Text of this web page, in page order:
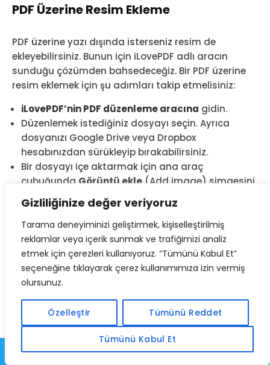
Gizliliğinize değer veriyoruz
Tarama deneyiminizi geliştirmek, kişiselleştirilmiş
reklamlar veya içerik sunmak ve trafiğimizi analiz
etmek için çerezleri kullanıyoruz. “Tümünü Kabul Et”
seçeneğine tıklayarak çerez kullanımımıza izin vermiş
olursunuz.
Özelleştir Tümünü Reddet
Tümünü Kabul Et
PDF Üzerine Resim Ekleme
PDF üzerine yazı dışında isterseniz resim de
ekleyebilirsiniz. Bunun için iLovePDF adlı aracın
sunduğu çözümden bahsedeceğiz. Bir PDF üzerine
resim eklemek için şu adımları takip etmelisiniz:
iLovePDF’nin PDF düzenleme aracına gidin.
Düzenlemek istediğiniz dosyayı seçin. Ayrıca
dosyanızı Google Drive veya Dropbox
hesabınızdan sürükleyip bırakabilirsiniz.
Bir dosyayı içe aktarmak için ana araç
çubuğunda Görüntü ekle (Add image) simgesini
seçin.
Doğru konumuna sürükleyip bırakmak için resmin
üzerine tıklayın.
Boyutu ayarlamak için görüntünün köşelerini
tıklayıp sürükleyebilirsiniz.
PDF’yi Düzenle(Edit PDF) düğmesine basın.
Son olarak düzenlediğiniz PDF dosyanızı indirin
veya tekrar buluta kaydedin.
iLovePDF’nin PDF düzenleme aracı, PNG, JPG ve GIF
biçimindeki resimleri kabul ediyor. Ancak resminizin
farklı bir dosya türündeyse, PDF’nize yapıştırmadan